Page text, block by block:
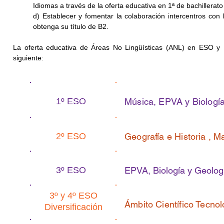
Idiomas a través de la oferta educativa en 1ª de
d) Establecer y fomentar la colaboración intercentros
obtenga su título de B2.
La oferta educativa de Áreas No Lingüísticas (ANL) en ESO
siguiente:
1º ESO Música, EPVA y
2º ESO Geografía e Historia ,
3º ESO EPVA, Biología y
3º y 4º ESO
Diversificación
Ámbito Científico